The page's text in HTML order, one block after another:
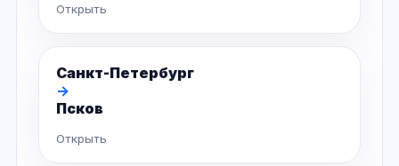
Открыть
Санкт-Петербург
→
Псков
Открыть